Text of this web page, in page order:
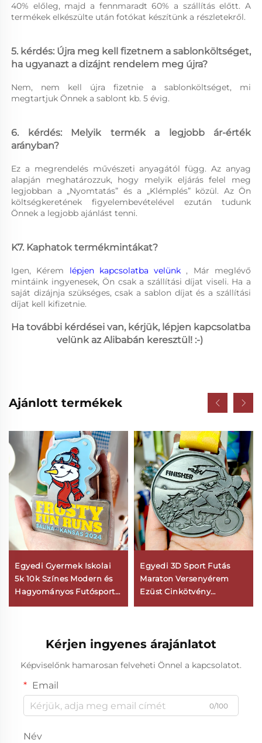
40% előleg, majd a fennmaradt 60% a szállítás előtt. A
termékek elkészülte után fotókat készítünk a részletekről.
5. kérdés: Újra meg kell fizetnem a sablonköltséget,
ha ugyanazt a dizájnt rendelem meg újra?
Nem, nem kell újra fizetnie a sablonköltséget, mi
megtartjuk Önnek a sablont kb. 5 évig.
6. kérdés: Melyik termék a legjobb ár-érték
arányban?
Ez a megrendelés művészeti anyagától függ. Az anyag
alapján meghatározzuk, hogy melyik eljárás felel meg
legjobban a „Nyomtatás” és a „Klémplés” közül. Az Ön
költségkeretének figyelembevételével ezután tudunk
Önnek a legjobb ajánlást tenni.
K7. Kaphatok termékmintákat?
Igen, Kérem lépjen kapcsolatba velünk , Már meglévő
mintáink ingyenesek, Ön csak a szállítási díjat viseli. Ha a
saját dizájnja szükséges, csak a sablon díjat és a szállítási
díjat kell kifizetnie.
Ha további kérdései van, kérjük, lépjen kapcsolatba
velünk az Alibabán keresztül! :-)
Ajánlott termékek
Egyedi Gyermek Iskolai
5k 10k Színes Modern és
Hagyományos Futósport
Egyedi 3D Sport Futás
Maraton Versenyérem
Ezüst Cinkötvény
Kérjen ingyenes árajánlatot
Képviselőnk hamarosan felveheti Önnel a kapcsolatot.
Email
0/100
Név